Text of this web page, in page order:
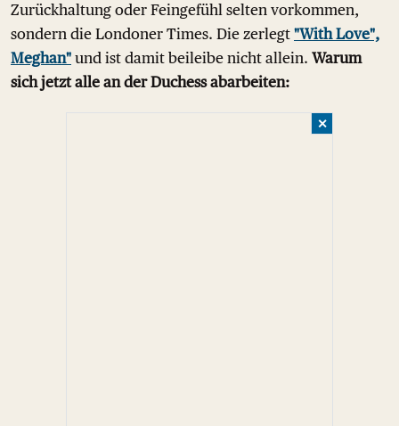
Zurückhaltung oder Feingefühl selten vorkommen,
sondern die Londoner Times. Die zerlegt "With Love",
Meghan" und ist damit beileibe nicht allein. Warum
sich jetzt alle an der Duchess abarbeiten:
✕